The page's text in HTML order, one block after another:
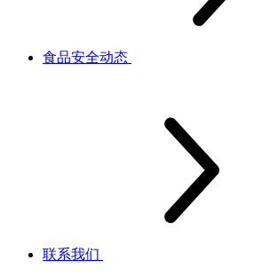
食品安全动态
联系我们